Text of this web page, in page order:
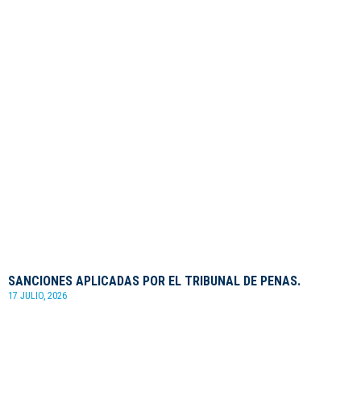
SANCIONES APLICADAS POR EL TRIBUNAL DE PENAS.
17 JULIO, 2026